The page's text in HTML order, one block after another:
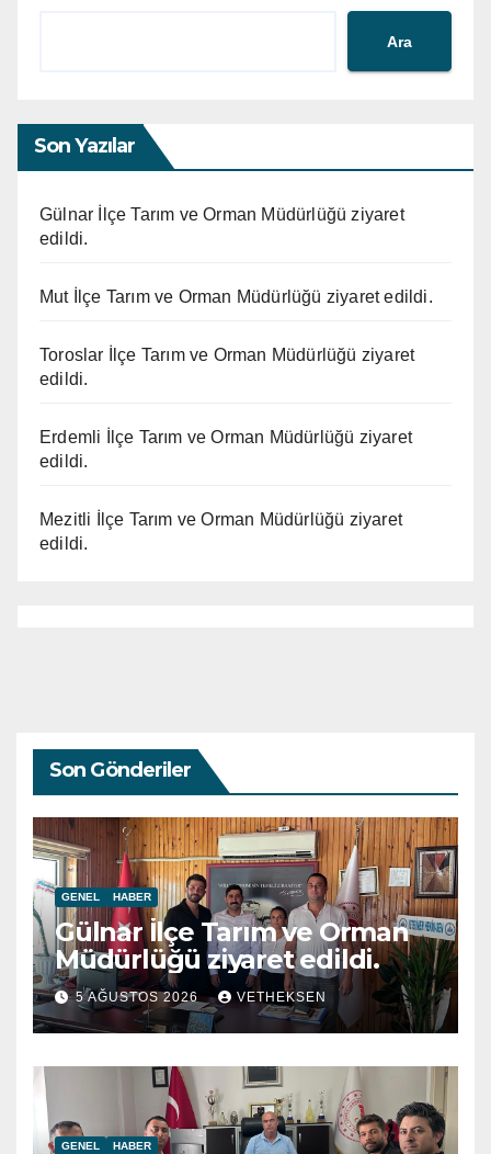
Ara
Son Yazılar
Gülnar İlçe Tarım ve Orman Müdürlüğü ziyaret
edildi.
Mut İlçe Tarım ve Orman Müdürlüğü ziyaret edildi.
Toroslar İlçe Tarım ve Orman Müdürlüğü ziyaret
edildi.
Erdemli İlçe Tarım ve Orman Müdürlüğü ziyaret
edildi.
Mezitli İlçe Tarım ve Orman Müdürlüğü ziyaret
edildi.
Son Gönderiler
GENEL HABER
Gülnar İlçe Tarım ve Orman
Müdürlüğü ziyaret edildi.
5 AĞUSTOS 2026 VETHEKSEN
GENEL HABER